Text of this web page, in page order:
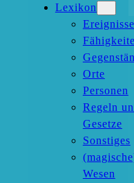
Lexikon
Ereignisse
Orte
Personen
Regeln
Gesetze
Sonstiges
Wesen